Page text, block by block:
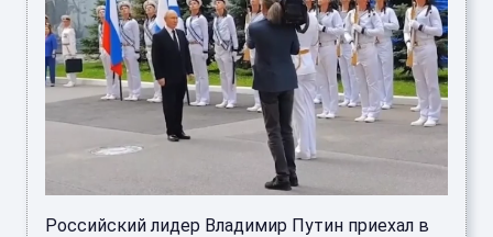
Российский лидер Владимир Путин приехал в